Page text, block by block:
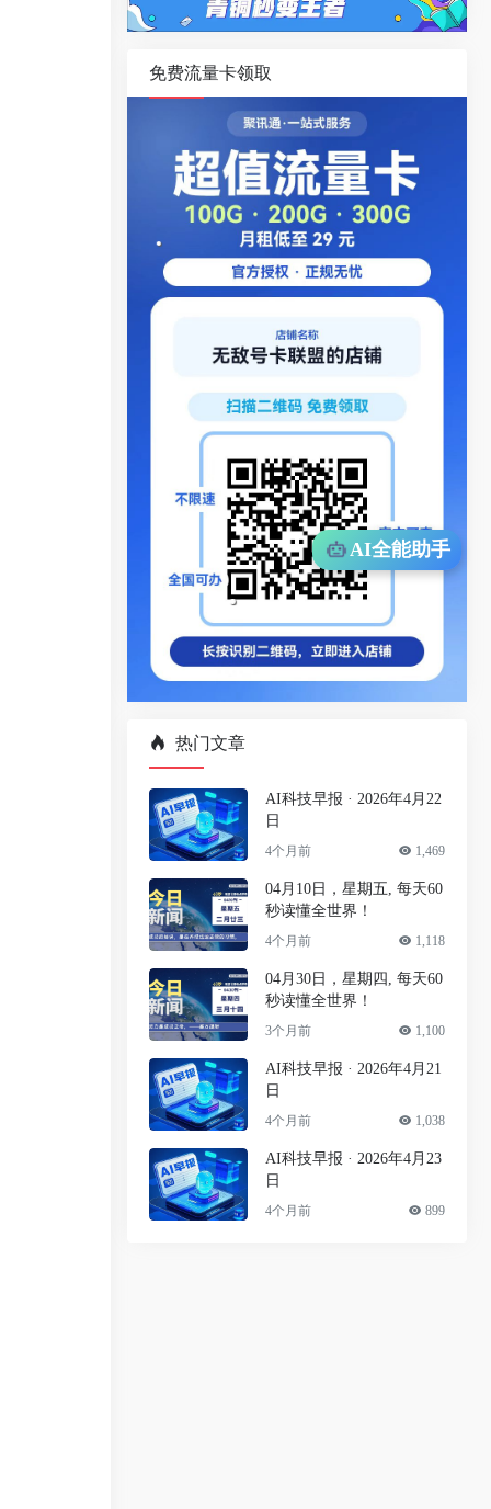
免费流量卡领取
热门文章
AI科技早报 · 2026年4月22
日
4个月前 1,469
04月10日，星期五, 每天60
秒读懂全世界！
4个月前 1,118
04月30日，星期四, 每天60
秒读懂全世界！
3个月前 1,100
AI科技早报 · 2026年4月21
日
4个月前 1,038
AI科技早报 · 2026年4月23
日
4个月前 899
AI全能助手